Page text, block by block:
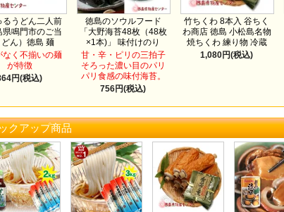
るうどん二人前
県鳴門市のご当
ん）徳島 麺
なく不揃いの麺
が特徴
円(税込)
徳島のソウルフード
「大野海苔48枚（48枚
×1本)」 味付けのり
甘・辛・ピリの三拍子
そろった濃い目のパリ
パリ食感の味付海苔。
756円(税込)
竹ちくわ 8本入 谷ちく
わ商店 徳島 小松島名物
焼ちくわ 練り物 冷蔵
1,080円(税込)
クアップ商品